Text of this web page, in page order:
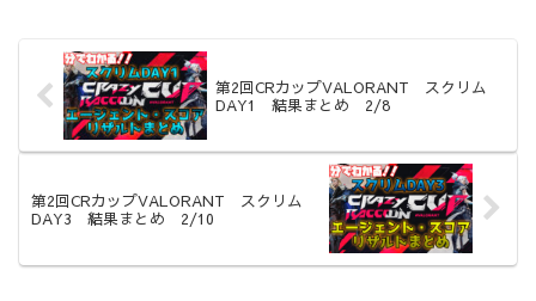
第2回CRカップVALORANT スクリム
DAY1 結果まとめ 2/8
第2回CRカップVALORANT スクリム
DAY3 結果まとめ 2/10